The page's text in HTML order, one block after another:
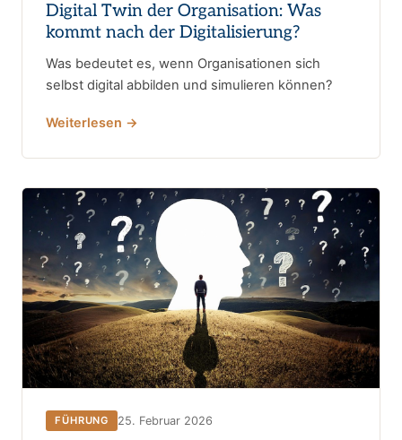
Digital Twin der Organisation: Was
kommt nach der Digitalisierung?
Was bedeutet es, wenn Organisationen sich
selbst digital abbilden und simulieren können?
Weiterlesen →
FÜHRUNG 25. Februar 2026